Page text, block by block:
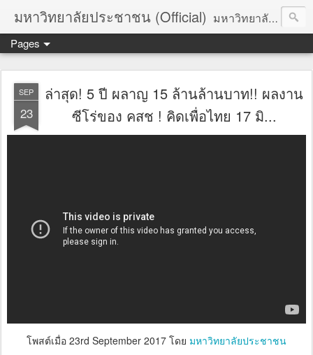
มหาวิทยาลัยประชาชน (Official) มหาวิทยาลัยประชาชน เพื่อการปฏิวัติประชาชนโดยสันติ Truths :: Peace :: Revolution :: Universal Human Rights :: Democracy (TPRUD)
Pages
SEP
23
ล่าสุด! 5 ปี ผลาญ 15 ล้านล้านบาท!! ผลงาน
ซีโร่ของ คสช ! คิดเพื่อไทย 17 มิ...
โพสต์เมื่อ 23rd September 2017 โดย มหาวิทยาลัยประชาชน